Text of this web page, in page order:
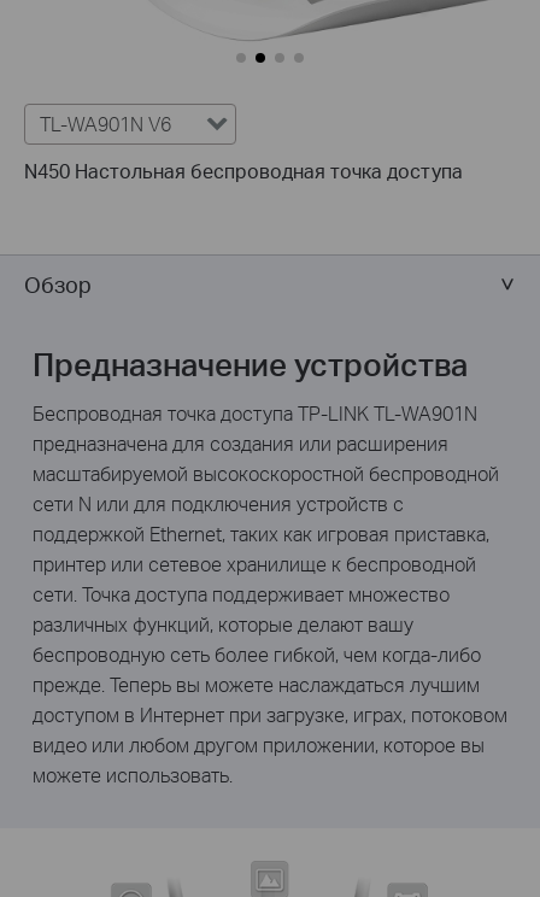
TL-WA901N V6
N450 Настольная беспроводная точка доступа
Обзор
Предназначение устройства
Беспроводная точка доступа TP-LINK TL-WA901N
предназначена для создания или расширения
масштабируемой высокоскоростной беспроводной
сети N или для подключения устройств с
поддержкой Ethernet, таких как игровая приставка,
принтер или сетевое хранилище к беспроводной
сети. Точка доступа поддерживает множество
различных функций, которые делают вашу
беспроводную сеть более гибкой, чем когда-либо
прежде. Теперь вы можете наслаждаться лучшим
доступом в Интернет при загрузке, играх, потоковом
видео или любом другом приложении, которое вы
можете использовать.